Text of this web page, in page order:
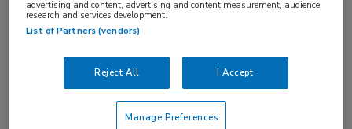
advertising and content, advertising and content measurement, audience
research and services development.
List of Partners (vendors)
Reject All I Accept
Manage Preferences